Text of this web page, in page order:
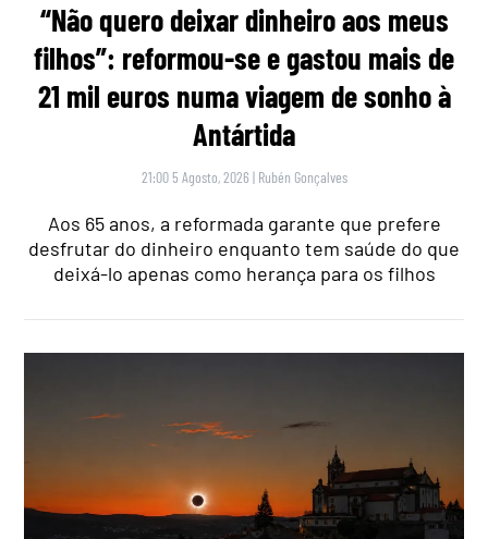
“Não quero deixar dinheiro aos meus
filhos”: reformou-se e gastou mais de
21 mil euros numa viagem de sonho à
Antártida
21:00 5 Agosto, 2026 | Rubén Gonçalves
Aos 65 anos, a reformada garante que prefere
desfrutar do dinheiro enquanto tem saúde do que
deixá-lo apenas como herança para os filhos